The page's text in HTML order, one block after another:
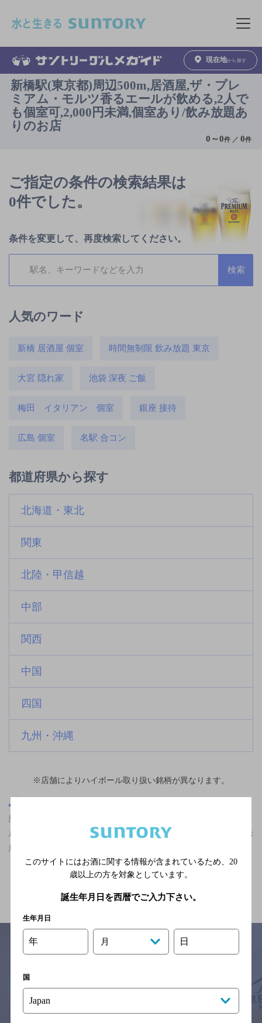
メニュ
現在地から探す
新橋駅(東京都)周辺500m,居酒屋,ザ・プレ
ミアム・モルツ香るエールが飲める,2人で
も個室可,2,000円未満,個室あり/飲み放題あ
りのお店
0 ～0件 ／0件
ご指定の条件の検索結果は
0件でした。
条件を変更して、再度検索してください。
人気のワード
新橋 居酒屋 個室 時間無制限 飲み放題 東京
大宮 隠れ家 池袋 深夜 ご飯
梅田 イタリアン 個室 銀座 接待
広島 個室 名駅 合コン
都道府県から探す
北海道・東北
関東
北陸・甲信越
中部
関西
中国
四国
九州・沖縄
※店舗によりハイボール取り扱い銘柄が異なります。
新橋駅(東京都)周辺500m,居酒屋,ザ・プレミアム・モルツ香るエー
ルが飲める,2人でも個室可,2,000円未満,個室あり/飲み放題ありのお
店
※それぞれのお店のメニューや営業時間などの掲載情報については、
念のためお店にご確認の上ご来店くださいますようお願い申し上げま
このサイトにはお酒に関する情報が含まれているため、 20
歳以上の方を対象としています。
誕生年月日を西暦でご入力下さい。
生年月日
年 月 日
国